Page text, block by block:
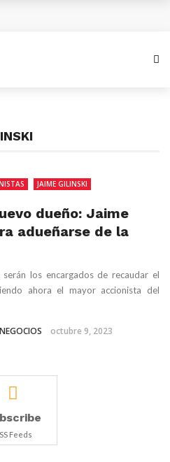
se superará emergencia
pueden disparar sus
la Literatura Global
JAIME GILINSKI
dueño: Jaime
adueñarse de la
los encargados de recaudar el
ahora el mayor accionista del
octubre 9, 2023
Feeds